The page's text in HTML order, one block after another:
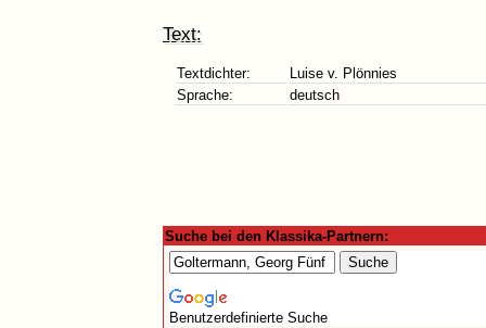
Text:
Textdichter:
Luise v. Plönnies
Sprache:
deutsch
Suche bei den Klassika-Partnern:
Benutzerdefinierte Suche